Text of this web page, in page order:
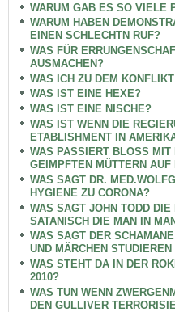
WARUM GAB ES SO VIELE
WARUM HABEN
EINEN SCHLECHTN RUF?
WAS FÜR
AUSMACHEN?
WAS ICH ZU DEM
WAS IST EINE HEXE?
WAS IST EINE NISCHE?
WAS IST WENN DIE
ETABLISHMENT IN
WAS PASSIERT BLOSS MIT
GEIMPFTEN MÜTTERN
WAS SAGT DR.
HYGIENE ZU CORONA?
WAS SAGT JOHN TODD DIE
SATANISCH DIE MAN IN
WAS SAGT DER
UND MÄRCHEN STUDIEREN
WAS STEHT DA IN DER
2010?
WAS TUN WENN
DEN GULLIVER